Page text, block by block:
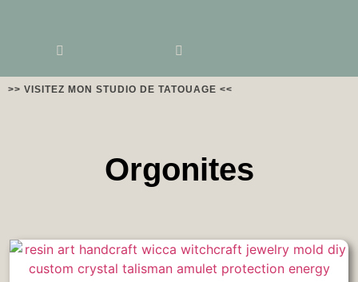
>> VISITEZ MON STUDIO DE TATOUAGE <<
Orgonites